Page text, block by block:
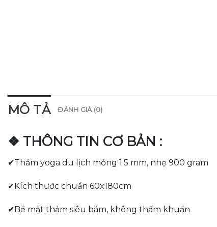
MÔ TẢ ĐÁNH GIÁ (0)
❖ THÔNG TIN CƠ BẢN :
✔Thảm yoga du lịch mỏng 1.5 mm, nhẹ 900 gram
✔Kích thước chuẩn 60x180cm
✔Bề mặt thảm siêu bám, không thấm khuẩn